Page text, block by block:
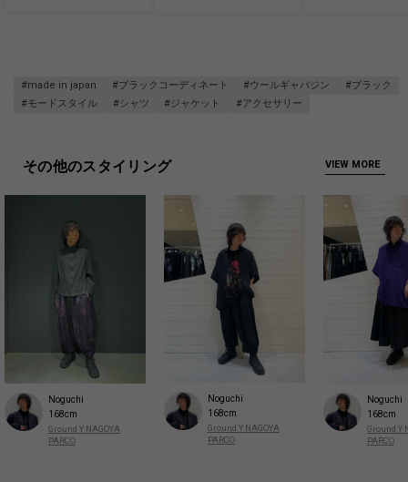
#made in japan #ブラックコーディネート #ウールギャバジン
#ブラック
#モードスタイル
#シャツ #ジャケット #アクセサリー
その他のスタイリング VIEW MORE
Noguchi
168cm
Ground Y NAGOYA
PARCO
Noguchi
168cm
Ground Y NAGOYA
PARCO
Noguchi
168cm
Ground Y
PARCO